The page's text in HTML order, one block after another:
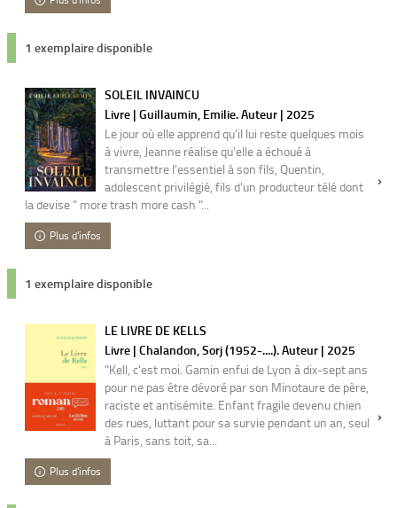
1 exemplaire disponible
SOLEIL INVAINCU
Livre | Guillaumin, Emilie. Auteur | 2025
Le jour où elle apprend qu'il lui reste quelques mois
à vivre, Jeanne réalise qu'elle a échoué à
transmettre l'essentiel à son fils, Quentin,
adolescent privilégié, fils d'un producteur télé dont
la devise " more trash more cash "...
Plus d'infos
1 exemplaire disponible
LE LIVRE DE KELLS
Livre | Chalandon, Sorj (1952-....). Auteur | 2025
"Kell, c'est moi. Gamin enfui de Lyon à dix-sept ans
pour ne pas être dévoré par son Minotaure de père,
raciste et antisémite. Enfant fragile devenu chien
des rues, luttant pour sa survie pendant un an, seul
à Paris, sans toit, sa...
Plus d'infos